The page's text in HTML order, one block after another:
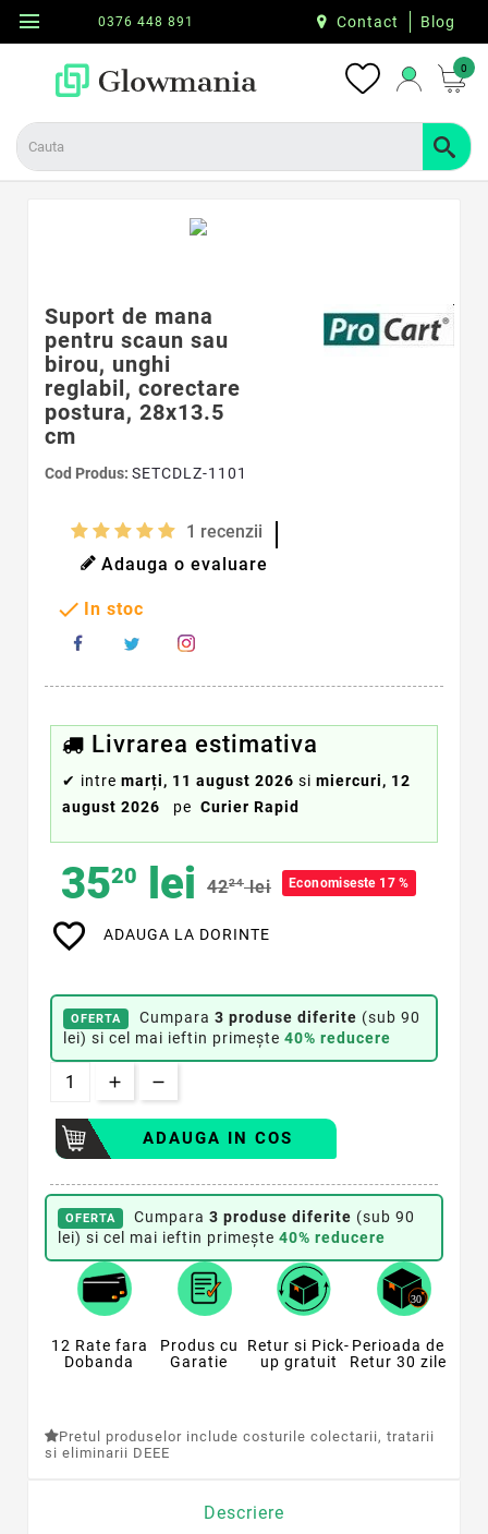
menu Contact Blog
0376 448 891
0
Suport de mana
pentru scaun sau
birou, unghi
reglabil, corectare
postura, 28x13.5
cm
Cod Produs: SETCDLZ-1101
1 recenzii
Adauga o evaluare
 In stoc
Livrarea estimativa
✔ intre marți, 11 august 2026 si miercuri, 12
august 2026
pe Curier Rapid
3520 lei 4224 lei Economiseste 17 %
favorite_border ADAUGA LA DORINTE
OFERTA Cumpara 3 produse diferite (sub 90
lei) si cel mai ieftin primește 40% reducere
ADAUGA IN COS
OFERTA Cumpara 3 produse diferite (sub 90
lei) si cel mai ieftin primește 40% reducere
12 Rate fara
Dobanda
Produs cu
Garatie
Retur si Pick-
up gratuit
Perioada de
Retur 30 zile
Pretul produselor include costurile colectarii, tratarii
si eliminarii DEEE
Descriere